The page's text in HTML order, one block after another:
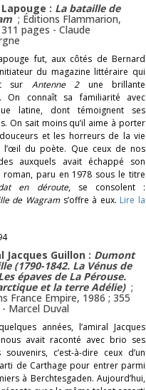
: La bataille de
; Éditions Flammarion,
pages - Claude
fut, aux côtés de Bernard
du magazine littéraire qui
sur Antenne 2une brillante
On connaît sa familiarité avec
latine, dont témoignent ses
On sait moins qu’il aime à porter
et les horreurs de la vie
l’œil du poète. Que ceux de nos
auxquels avait échappé son
roman, paru en 1978 sous le titre
en déroute, se consolent :
de Wagrams’offre à eux. Lire la
Jacques Guillon : Dumont
(1790-1842. La Vénus de
épaves de La Pérouse.
et la terre Adélie) ;
France Empire, 1986 ; 355
Marcel Duval
années, l’amiral Jacques
avait raconté avec brio ses
c’est-à-dire ceux d’un
de Carthage pour entrer parmi
à Berchtesgaden. Aujourd’hui,